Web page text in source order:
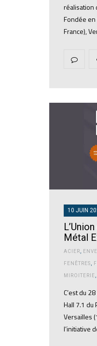
réalisation
Fondée
France),
10 JUIN
Métal
ACIER
FENÊTRES
MIROITERIE
C’est du
Hall 7.1 du
Versailles
l’initiative